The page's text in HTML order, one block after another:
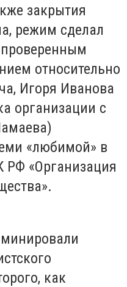
закрытия
режим сделал
относительно
Игоря Иванова
организации с
«любимой» в
РФ «Организация
как